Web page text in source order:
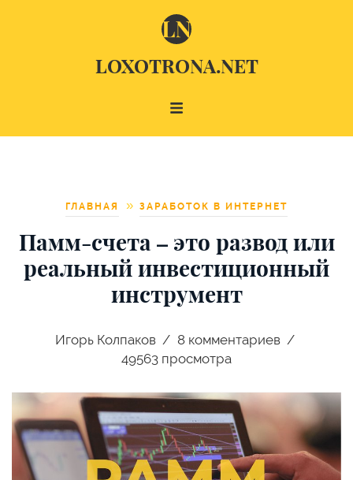
LOXOTRONA.NET
ГЛАВНАЯ ЗАРАБОТОК В ИНТЕРНЕТ
Памм-счета – это развод или
реальный инвестиционный
инструмент
Игорь Колпаков 8комментариев
49563 просмотра